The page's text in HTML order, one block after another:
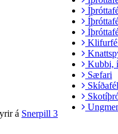
Kubbi,
Sæfari
á Snerpill 3